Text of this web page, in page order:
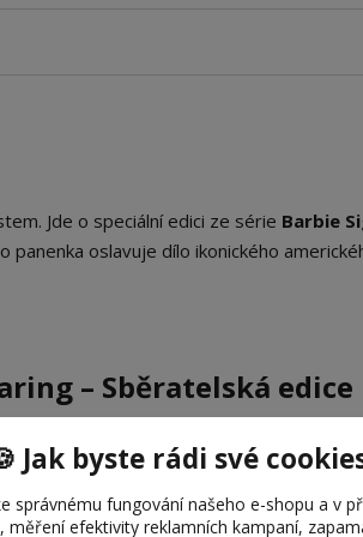
Jde o speciální edici ze série Barbie
panenka oslavuje dílo ikonického
– Sběratelská edice
panenkou Barbie, která je
pop-art s moderním stylem a je
Jak byste rádi své
správnému fungování našeho e-shopu a v
měření efektivity reklamních kampaní,